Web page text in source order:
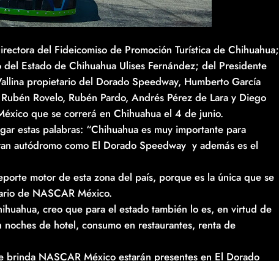
del Fideicomiso de Promoción Turística de Chihuahua;
Estado de Chihuahua Ulises Fernández; del Presidente
propietario del Dorado Speedway, Humberto García
Rovelo, Rubén Pardo, Andrés Pérez de Lara y Diego
que se correrá en Chihuahua el 4 de junio.
estas palabras: “Chihuahua es muy importante para
autódromo como El Dorado Speedway y además es el
motor de esta zona del país, porque es la única que se
de NASCAR México.
creo que para el estado también lo es, en virtud de
de hotel, consumo en restaurantes, renta de
NASCAR México estarán presentes en El Dorado